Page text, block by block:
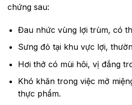
chứng sau:
Đau nhức vùng lợi trùm, có
Sưng đỏ tại khu vực lợi,
Hơi thở có mùi hôi, vị đắng
Khó khăn trong việc mở
thực phẩm.